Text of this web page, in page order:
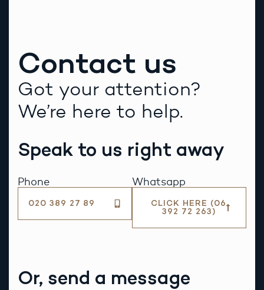
Contact us
Got your attention?
We’re here to help.
Speak to us right away
Phone
020 389 27 89
Whatsapp
CLICK HERE (06
392 72 263)
Or, send a message